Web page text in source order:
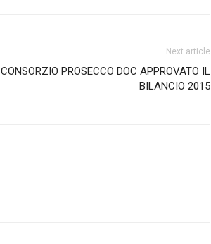
Next article
CONSORZIO PROSECCO DOC APPROVATO IL
BILANCIO 2015